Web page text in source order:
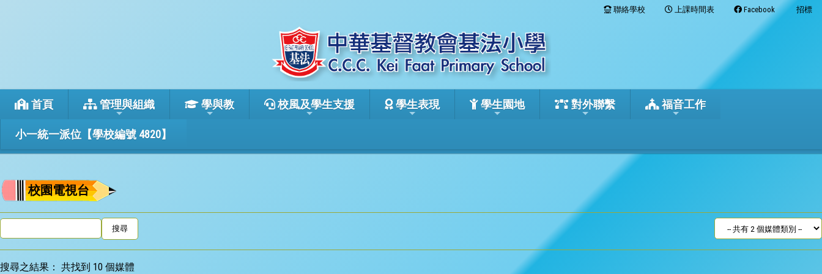
聯絡學校 上課時間表 Facebook 招標
首頁 管理與組織 學與教 校風及學生支援 學生表現 學生園地 對外聯繫 福音工作
小一統一派位【學校編號 4820】
校園電視台
搜尋之結果： 共找到 10 個媒體